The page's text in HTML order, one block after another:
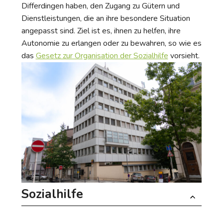
Differdingen haben, den Zugang zu Gütern und
Dienstleistungen, die an ihre besondere Situation
angepasst sind. Ziel ist es, ihnen zu helfen, ihre
Autonomie zu erlangen oder zu bewahren, so wie es
das Gesetz zur Organisation der Sozialhilfe vorsieht.
Sozialhilfe